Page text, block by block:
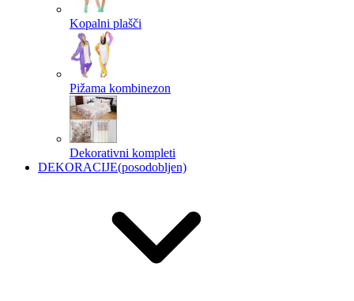
Kopalni plašči
Pižama kombinezon
Dekorativni kompleti
DEKORACIJE(posodobljen)